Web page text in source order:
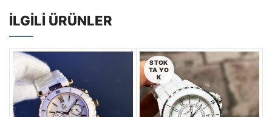
İLGILI ÜRÜNLER
STOK
TA YO
K